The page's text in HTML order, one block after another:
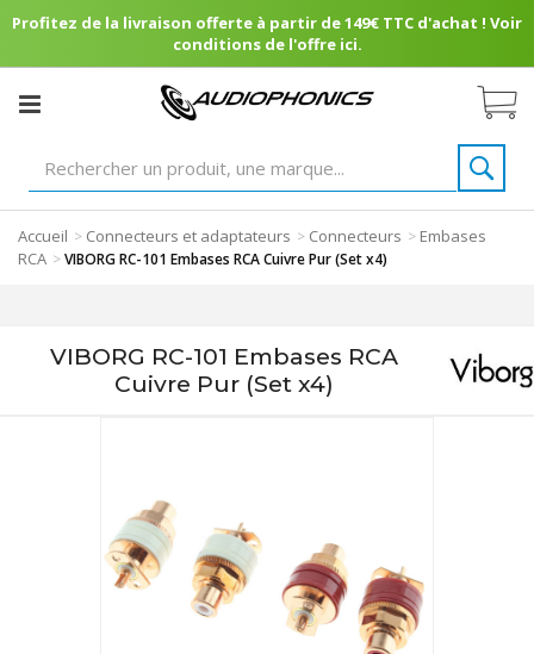
Profitez de la livraison offerte à partir de 149€ TTC d'achat ! Voir
conditions de l'offre ici.
Accueil > Connecteurs et adaptateurs > Connecteurs > Embases
RCA >VIBORG RC-101 Embases RCA Cuivre Pur (Set x4)
VIBORG RC-101 Embases RCA
Cuivre Pur (Set x4)